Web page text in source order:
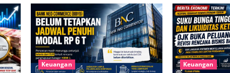
Keuangan Keuangan